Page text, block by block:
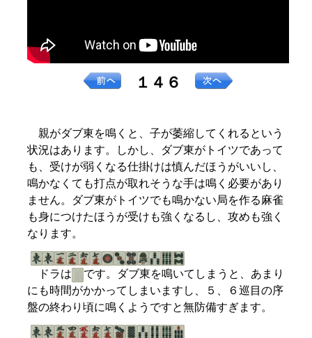
１４６
親がダブ東を鳴くと、子が萎縮してくれるという
状況はあります。しかし、ダブ東がトイツであって
も、受けが弱くなる仕掛けは慎んだほうがいいし、
鳴かなくても打点が取れそうな手は鳴く必要があり
ません。ダブ東がトイツでも鳴かない局を作る麻雀
も身につけたほうが受けも強くなるし、攻めも強く
なります。
ドラは
です。ダブ東を鳴いてしまうと、あまり
にも時間がかかってしまいますし、５、６巡目の序
盤の終わり頃に鳴くようですと無防備すぎます。